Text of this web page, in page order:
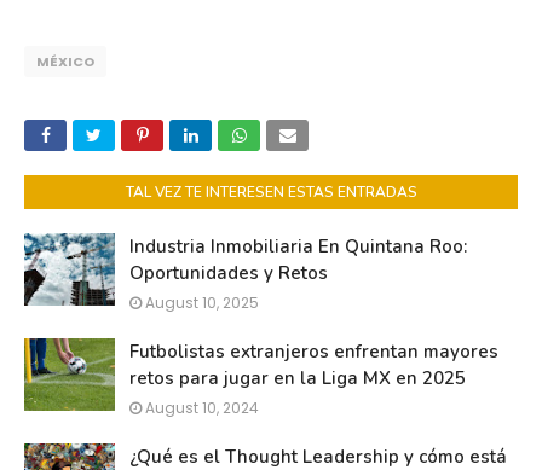
MÉXICO
TAL VEZ TE INTERESEN ESTAS ENTRADAS
Industria Inmobiliaria En Quintana Roo:
Oportunidades y Retos
August 10, 2025
Futbolistas extranjeros enfrentan mayores
retos para jugar en la Liga MX en 2025
August 10, 2024
¿Qué es el Thought Leadership y cómo está